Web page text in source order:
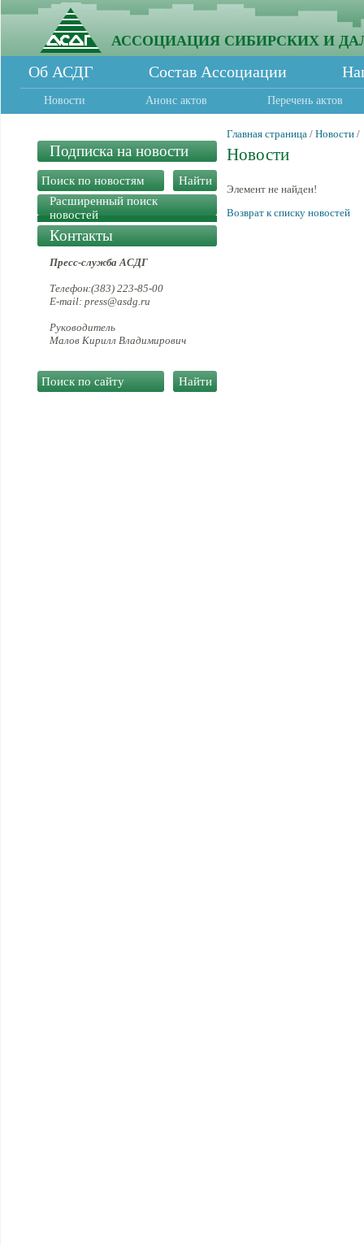
АССОЦИАЦИЯ СИБИРСКИХ И
Об АСДГ Состав Ассоциации
Новости Анонс актов Перечень актов
Подписка на новости
Расширенный поиск
новостей
Контакты
Пресс-служба АСДГ
Телефон:(383) 223-85-00
E-mail: press@asdg.ru
Руководитель
Малов Кирилл Владимирович
Главная страница / Новости /
Новости
Элемент не найден!
Возврат к списку новостей